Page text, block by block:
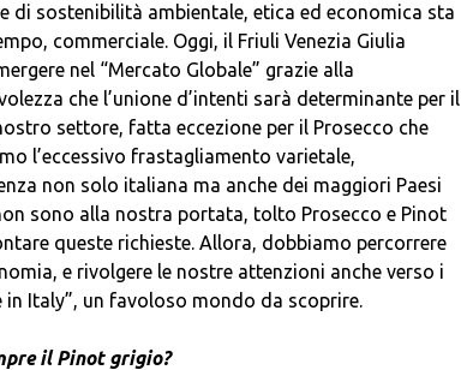
di sostenibilità ambientale, etica ed economica sta
commerciale. Oggi, il Friuli Venezia Giulia
nel “Mercato Globale” grazie alla
che l’unione d’intenti sarà determinante per il
settore, fatta eccezione per il Prosecco che
l’eccessivo frastagliamento varietale,
non solo italiana ma anche dei maggiori Paesi
sono alla nostra portata, tolto Prosecco e Pinot
queste richieste. Allora, dobbiamo percorrere
e rivolgere le nostre attenzioni anche verso i
Italy”, un favoloso mondo da scoprire.
il Pinot grigio?